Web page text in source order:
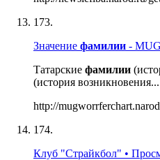
173.
Значение фамилии -
Татарские фамилии
(история возникновения...
http://
174.
Клуб "Страйкбол" •